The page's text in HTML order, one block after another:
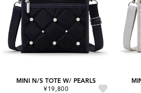
MINI N/S TOTE W/ PEARLS
¥19,800